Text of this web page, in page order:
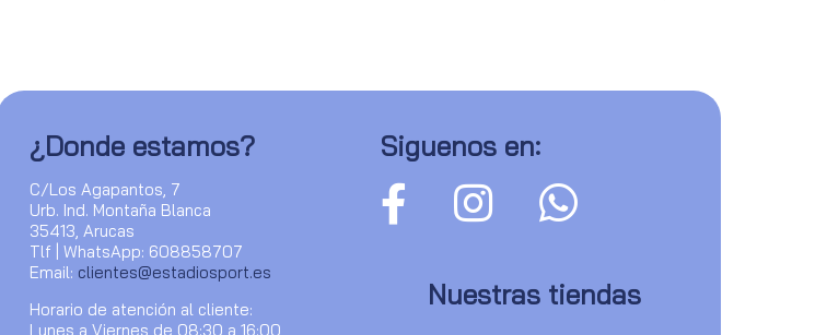
¿Donde estamos?
C/Los Agapantos, 7
Urb. Ind. Montaña Blanca
35413, Arucas
Tlf | WhatsApp: 608858707
Email: clientes@estadiosport.es
Horario de atención al cliente:
Lunes a Viernes de 08:30 a 16:00
Siguenos en:
Nuestras tiendas